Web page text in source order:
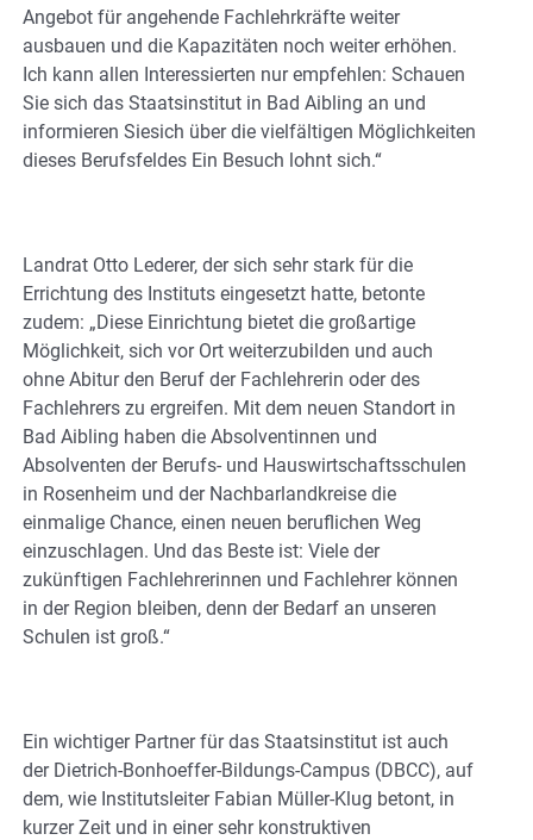
Angebot für angehende Fachlehrkräfte weiter
ausbauen und die Kapazitäten noch weiter erhöhen.
Ich kann allen Interessierten nur empfehlen: Schauen
Sie sich das Staatsinstitut in Bad Aibling an und
informieren Siesich über die vielfältigen Möglichkeiten
dieses Berufsfeldes Ein Besuch lohnt sich.“
Landrat Otto Lederer, der sich sehr stark für die
Errichtung des Instituts eingesetzt hatte, betonte
zudem: „Diese Einrichtung bietet die großartige
Möglichkeit, sich vor Ort weiterzubilden und auch
ohne Abitur den Beruf der Fachlehrerin oder des
Fachlehrers zu ergreifen. Mit dem neuen Standort in
Bad Aibling haben die Absolventinnen und
Absolventen der Berufs- und Hauswirtschaftsschulen
in Rosenheim und der Nachbarlandkreise die
einmalige Chance, einen neuen beruflichen Weg
einzuschlagen. Und das Beste ist: Viele der
zukünftigen Fachlehrerinnen und Fachlehrer können
in der Region bleiben, denn der Bedarf an unseren
Schulen ist groß.“
Ein wichtiger Partner für das Staatsinstitut ist auch
der Dietrich-Bonhoeffer-Bildungs-Campus (DBCC), auf
dem, wie Institutsleiter Fabian Müller-Klug betont, in
kurzer Zeit und in einer sehr konstruktiven